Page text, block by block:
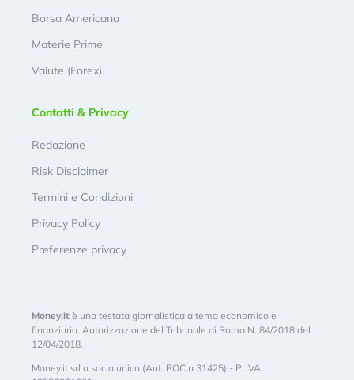
Borsa Americana
Materie Prime
Valute (Forex)
Contatti & Privacy
Redazione
Risk Disclaimer
Termini e Condizioni
Privacy Policy
Preferenze privacy
Money.it è una testata giornalistica a tema economico e
finanziario. Autorizzazione del Tribunale di Roma N. 84/2018 del
12/04/2018.
Money.it srl a socio unico (Aut. ROC n.31425) - P. IVA: